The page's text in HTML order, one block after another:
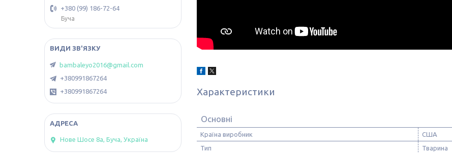
Характеристики
Основні
Країна виробник
США
Тип
Тварина
+380 (99) 186-72-64
Буча
bambaleyo2016@gmail.com
+380991867264
+380991867264
Нове Шосе 8а, Буча, Україна